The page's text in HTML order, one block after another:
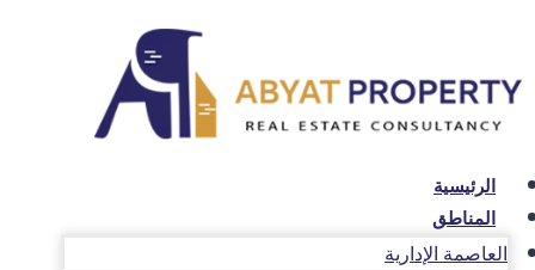
المحتوى
الرئيسية
المناطق
العاصمة الإدارية